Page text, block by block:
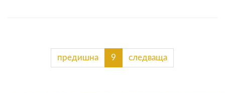
предишна 9 следваща